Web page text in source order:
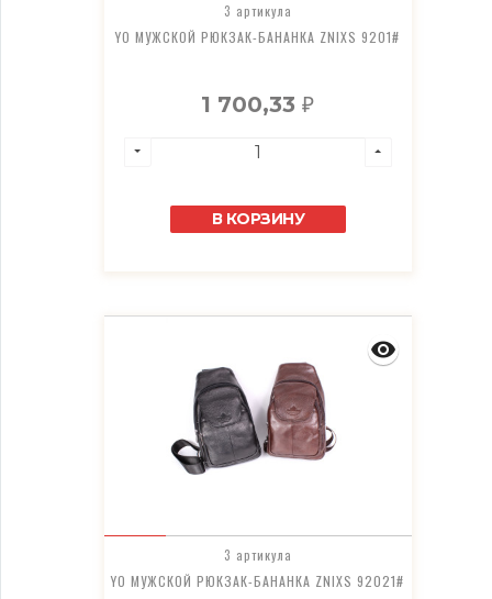
3 артикула
YO МУЖСКОЙ РЮКЗАК-БАНАНКА ZNIXS 9201#
1 700,33₽
В КОРЗИНУ
3 артикула
YO МУЖСКОЙ РЮКЗАК-БАНАНКА ZNIXS 92021#